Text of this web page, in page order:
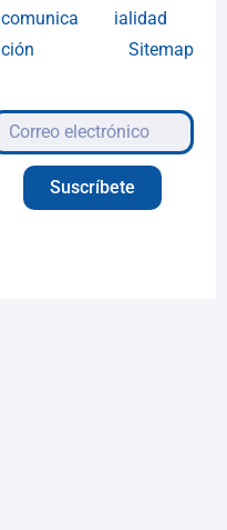
comunica
ción
ialidad
Sitemap
Suscríbete